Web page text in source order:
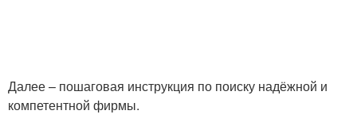
Далее – пошаговая инструкция по поиску надёжной и
компетентной фирмы.